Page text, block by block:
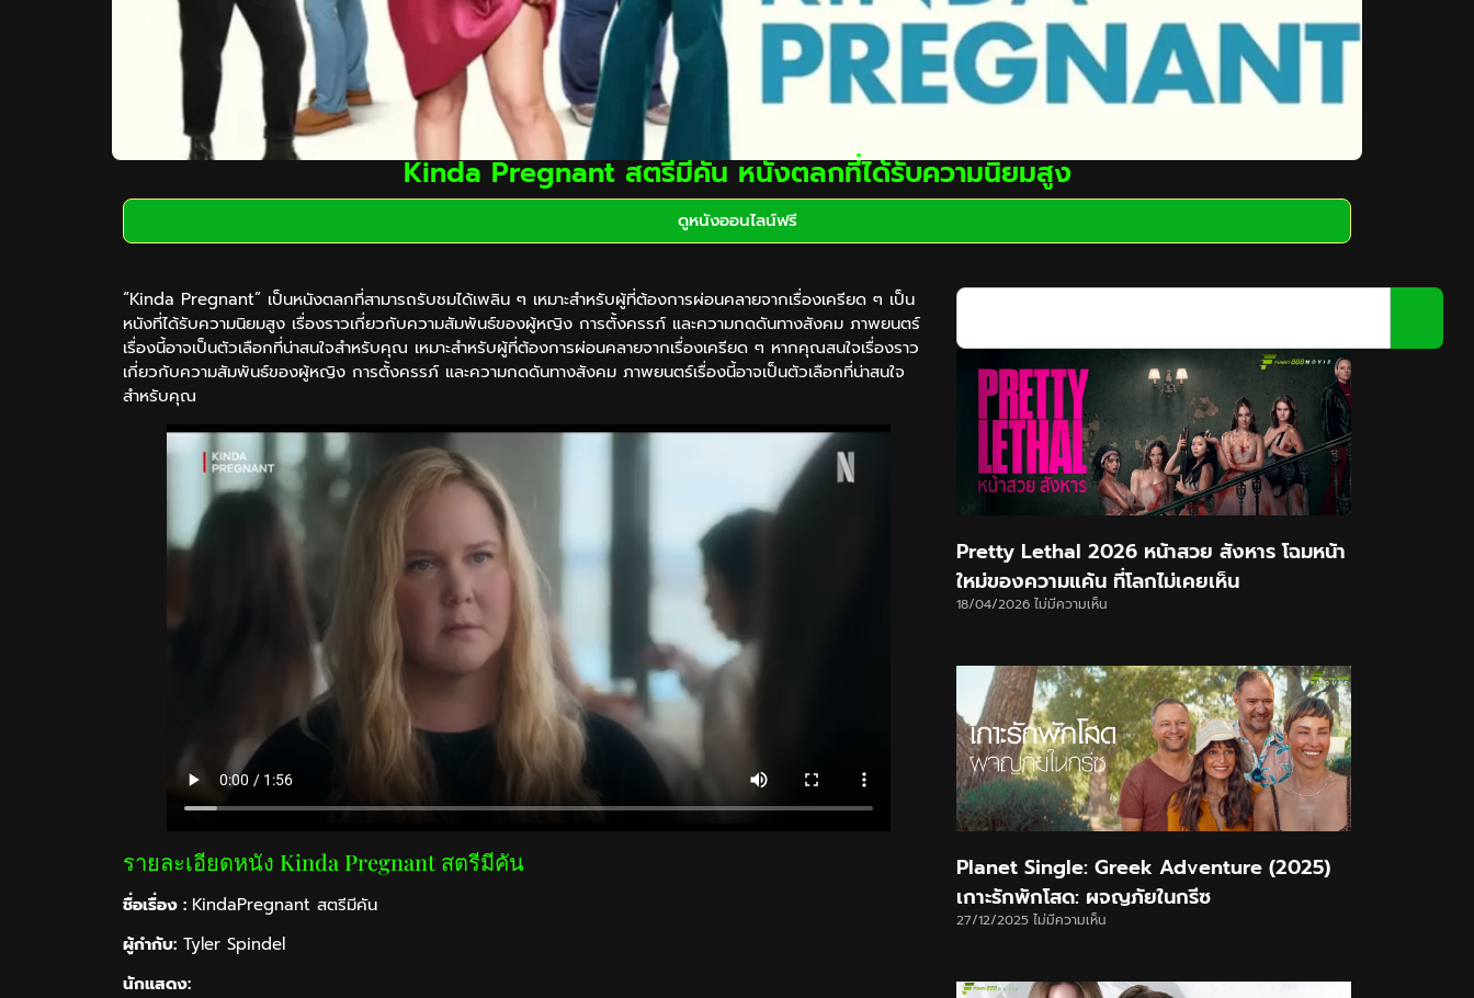
Kinda Pregnant สตรีมีคัน หนังตลกที่ได้รับความนิยมสูง
ดูหนังออนไลน์ฟรี
“Kinda Pregnant” เป็นหนังตลกที่สามารถรับชมได้เพลิน ๆ เหมาะสำหรับผู้ที่ต้องการผ่อนคลายจากเรื่องเครียด ๆ เป็น
หนังที่ได้รับความนิยมสูง เรื่องราวเกี่ยวกับความสัมพันธ์ของผู้หญิง การตั้งครรภ์ และความกดดันทางสังคม ภาพยนตร์
เรื่องนี้อาจเป็นตัวเลือกที่น่าสนใจสำหรับคุณ เหมาะสำหรับผู้ที่ต้องการผ่อนคลายจากเรื่องเครียด ๆ หากคุณสนใจเรื่องราว
เกี่ยวกับความสัมพันธ์ของผู้หญิง การตั้งครรภ์ และความกดดันทางสังคม ภาพยนตร์เรื่องนี้อาจเป็นตัวเลือกที่น่าสนใจ
สำหรับคุณ
รายละเอียดหนัง Kinda Pregnant สตรีมีคัน
ชื่อเรื่อง : KindaPregnant สตรีมีคัน
ผู้กำกับ: Tyler Spindel
นักแสดง:
Pretty Lethal 2026 หน้าสวย สังหาร โฉมหน้า
ใหม่ของความแค้น ที่โลกไม่เคยเห็น
18/04/2026 ไม่มีความเห็น
Planet Single: Greek Adventure (2025)
เกาะรักพักโสด: ผจญภัยในกรีซ
27/12/2025 ไม่มีความเห็น